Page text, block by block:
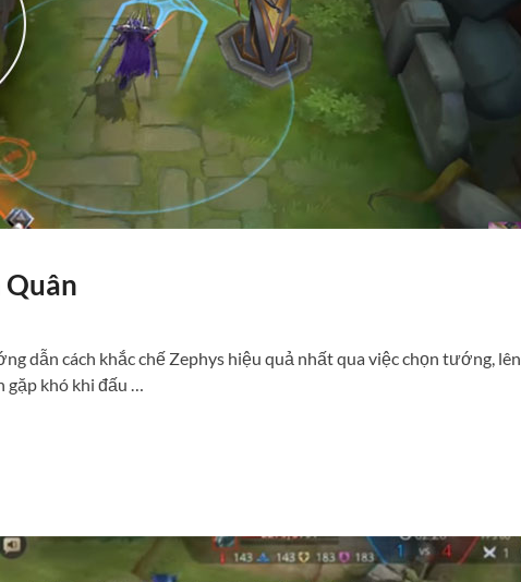
Quân
dẫn cách khắc chế Zephys hiệu quả nhất qua việc chọn tướng, lên
gặp khó khi đấu …